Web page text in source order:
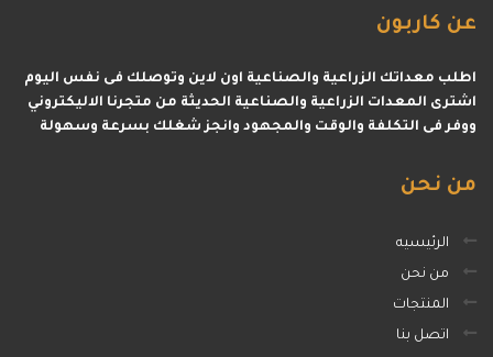
عن كاربون
اطلب معداتك الزراعية والصناعية اون لاين وتوصلك فى نفس اليوم
اشترى المعدات الزراعية والصناعية الحديثة من متجرنا الاليكتروني
ووفر فى التكلفة والوقت والمجهود وانجز شغلك بسرعة وسهولة
من نحن
الرئيسيه
من نحن
المنتجات
اتصل بنا